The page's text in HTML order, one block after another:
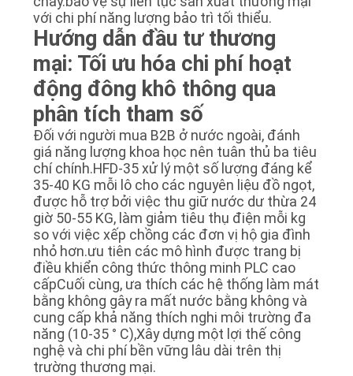
với chi phí năng lượng bảo trì tối thiểu.
Hướng dẫn đầu tư thương
mại: Tối ưu hóa chi phí hoạt
động đông khô thông qua
phân tích tham số
Đối với người mua B2B ở nước ngoài, đánh
giá năng lượng khoa học nên tuân thủ ba tiêu
chí chính.HFD-35 xử lý một số lượng đáng kể
35-40 KG mỗi lô cho các nguyên liệu đồ ngọt,
được hỗ trợ bởi việc thu giữ nước dư thừa 24
giờ 50-55 KG, làm giảm tiêu thụ điện mỗi kg
so với việc xếp chồng các đơn vị hộ gia đình
nhỏ hơn.ưu tiên các mô hình được trang bị
điều khiển công thức thông minh PLC cao
cấpCuối cùng, ưa thích các hệ thống làm mát
bằng không gây ra mất nước bằng không và
cung cấp khả năng thích nghi môi trường đa
năng (10-35 ° C),Xây dựng một lợi thế công
nghệ và chi phí bền vững lâu dài trên thị
trường thương mại.